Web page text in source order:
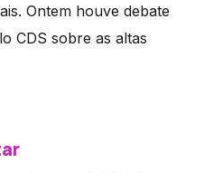
Ontem houve debate
CDS sobre as altas